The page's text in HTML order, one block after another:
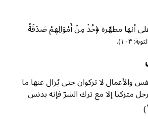
أنها مطهّرة ﴿خُذْ مِنْ أَمْوَالِهِمْ صَدَقَةً
١٠٣) .
والأعمال لا تزكوان حتى يُزال عنها ما
متزكيا إلا مع ترك الشرّ فإنه يدنس
)